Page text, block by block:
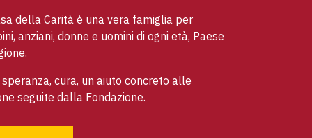
della Carità è una vera famiglia per
anziani, donne e uomini di ogni età, Paese
speranza, cura, un aiuto concreto alle
seguite dalla Fondazione.